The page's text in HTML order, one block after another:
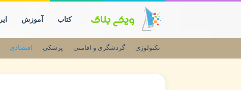
کتاب آموزش
تکنولوژی گردشگری و اقامتی پزشکی اقتصادی